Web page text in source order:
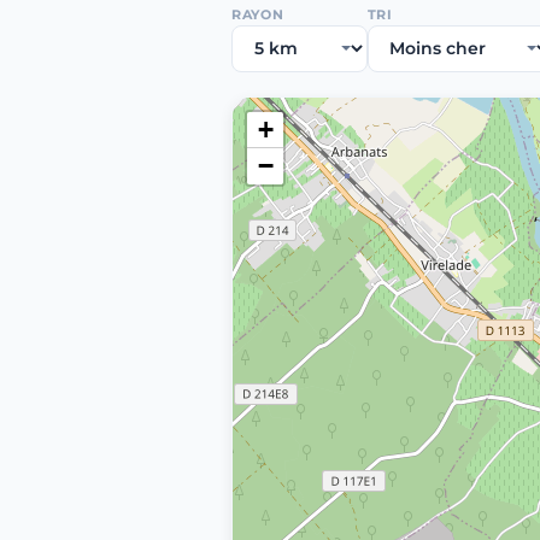
RAYON TRI
+
−